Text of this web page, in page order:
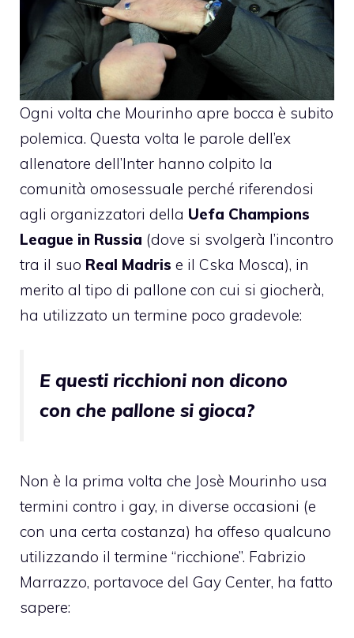
Ogni volta che Mourinho apre bocca è subito
polemica. Questa volta le parole dell’ex
allenatore dell’Inter hanno colpito la
comunità omosessuale perché riferendosi
agli organizzatori della Uefa Champions
League in Russia (dove si svolgerà l’incontro
tra il suo Real Madris e il Cska Mosca), in
merito al tipo di pallone con cui si giocherà,
ha utilizzato un termine poco gradevole:
E questi ricchioni non dicono
con che pallone si gioca?
Non è la prima volta che Josè Mourinho usa
termini contro i gay, in diverse occasioni (e
con una certa costanza) ha offeso qualcuno
utilizzando il termine “ricchione”. Fabrizio
Marrazzo, portavoce del Gay Center, ha fatto
sapere: